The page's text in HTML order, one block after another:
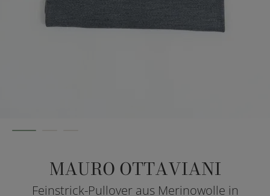
MAURO OTTAVIANI
Feinstrick-Pullover aus Merinowolle in